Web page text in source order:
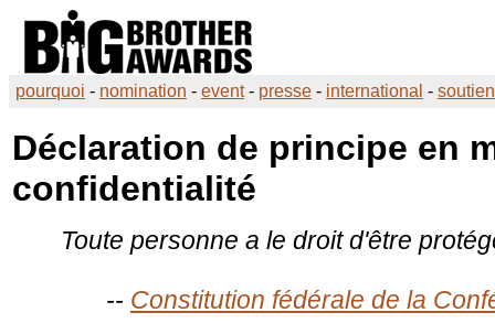
pourquoi - nomination - event- presse - international - soutien
Déclaration de principe en
confidentialité
Toute personne a le droit d'être
-- Constitution fédérale de la